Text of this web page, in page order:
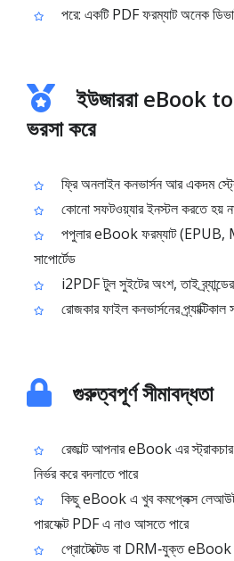
পরে: একটি PDF ফরম্যাট অনেক
ইউজাররা eBook
ভরসা করে
ফ্রি অনলাইন কনভার্সন আর একদম
কোনো সফটওয়্যার ইনস্টল করতে হয়
পপুলার eBook ফরম্যাট
সাপোর্টেড
i2PDF টুল সুইটের অংশ, তাই
রোজকার ফাইল কনভার্সনের
গুরুত্বপূর্ণ সীমাবদ্ধতা
রেজাল্ট আপনার eBook এর
নির্ভর করে বদলাতে পারে
কিছু eBook এ খুব কমপ্লেক্স
পারফেক্ট PDF এ নাও আসতে পারে
প্রোটেক্টেড বা DRM‑যুক্ত eBook